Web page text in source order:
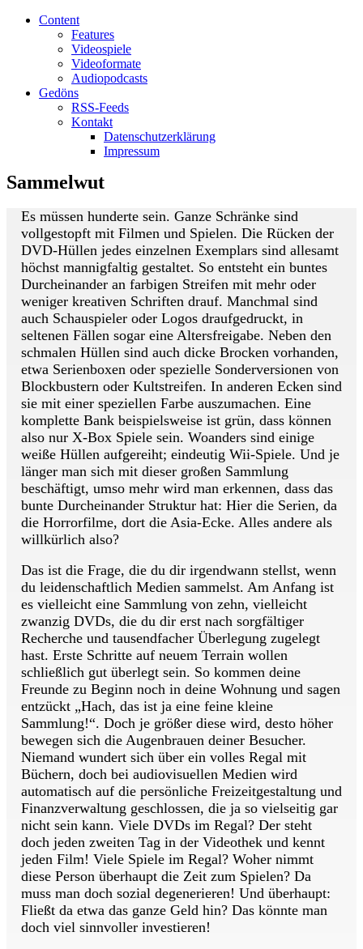
Content
Features
Videospiele
Videoformate
Audiopodcasts
Gedöns
RSS-Feeds
Kontakt
Datenschutzerklärung
Impressum
Sammelwut
Es müssen hunderte sein. Ganze Schränke sind
vollgestopft mit Filmen und Spielen. Die Rücken der
DVD-Hüllen jedes einzelnen Exemplars sind allesamt
höchst mannigfaltig gestaltet. So entsteht ein buntes
Durcheinander an farbigen Streifen mit mehr oder
weniger kreativen Schriften drauf. Manchmal sind
auch Schauspieler oder Logos draufgedruckt, in
seltenen Fällen sogar eine Altersfreigabe. Neben den
schmalen Hüllen sind auch dicke Brocken vorhanden,
etwa Serienboxen oder spezielle Sonderversionen von
Blockbustern oder Kultstreifen. In anderen Ecken sind
sie mit einer speziellen Farbe auszumachen. Eine
komplette Bank beispielsweise ist grün, dass können
also nur X-Box Spiele sein. Woanders sind einige
weiße Hüllen aufgereiht; eindeutig Wii-Spiele. Und je
länger man sich mit dieser großen Sammlung
beschäftigt, umso mehr wird man erkennen, dass das
bunte Durcheinander Struktur hat: Hier die Serien, da
die Horrorfilme, dort die Asia-Ecke. Alles andere als
willkürlich also?
Das ist die Frage, die du dir irgendwann stellst, wenn
du leidenschaftlich Medien sammelst. Am Anfang ist
es vielleicht eine Sammlung von zehn, vielleicht
zwanzig DVDs, die du dir erst nach sorgfältiger
Recherche und tausendfacher Überlegung zugelegt
hast. Erste Schritte auf neuem Terrain wollen
schließlich gut überlegt sein. So kommen deine
Freunde zu Beginn noch in deine Wohnung und sagen
entzückt „Hach, das ist ja eine feine kleine
Sammlung!“. Doch je größer diese wird, desto höher
bewegen sich die Augenbrauen deiner Besucher.
Niemand wundert sich über ein volles Regal mit
Büchern, doch bei audiovisuellen Medien wird
automatisch auf die persönliche Freizeitgestaltung und
Finanzverwaltung geschlossen, die ja so vielseitig gar
nicht sein kann. Viele DVDs im Regal? Der steht
doch jeden zweiten Tag in der Videothek und kennt
jeden Film! Viele Spiele im Regal? Woher nimmt
diese Person überhaupt die Zeit zum Spielen? Da
muss man doch sozial degenerieren! Und überhaupt:
Fließt da etwa das ganze Geld hin? Das könnte man
doch viel sinnvoller investieren!